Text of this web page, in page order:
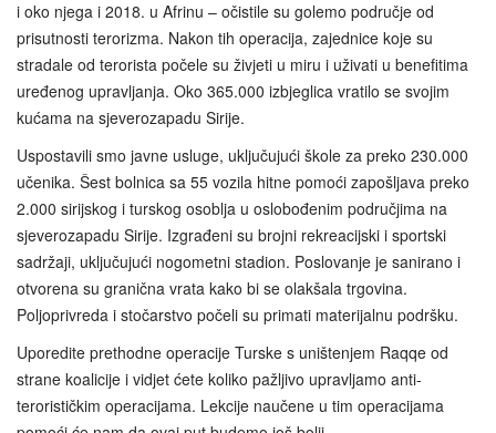
i oko njega i 2018. u Afrinu – očistile su golemo područje od
prisutnosti terorizma. Nakon tih operacija, zajednice koje su
stradale od terorista počele su živjeti u miru i uživati u benefitima
uređenog upravljanja. Oko 365.000 izbjeglica vratilo se svojim
kućama na sjeverozapadu Sirije.
Uspostavili smo javne usluge, uključujući škole za preko 230.000
učenika. Šest bolnica sa 55 vozila hitne pomoći zapošljava preko
2.000 sirijskog i turskog osoblja u oslobođenim područjima na
sjeverozapadu Sirije. Izgrađeni su brojni rekreacijski i sportski
sadržaji, uključujući nogometni stadion. Poslovanje je sanirano i
otvorena su granična vrata kako bi se olakšala trgovina.
Poljoprivreda i stočarstvo počeli su primati materijalnu podršku.
Uporedite prethodne operacije Turske s uništenjem Raqqe od
strane koalicije i vidjet ćete koliko pažljivo upravljamo anti-
terorističkim operacijama. Lekcije naučene u tim operacijama